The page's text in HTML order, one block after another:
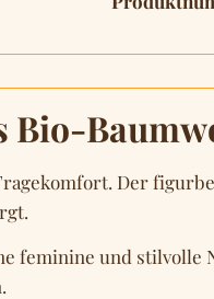
Bio-
Der
feminine und stilvolle